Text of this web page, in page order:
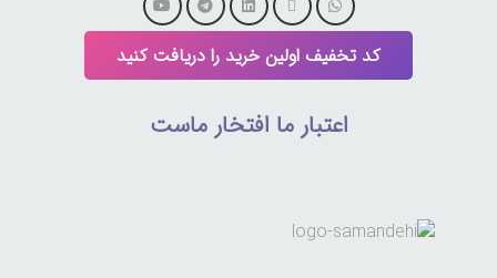
کد تخفیف اولین خرید را دریافت کنید
اعتبار ما افتخار ماست